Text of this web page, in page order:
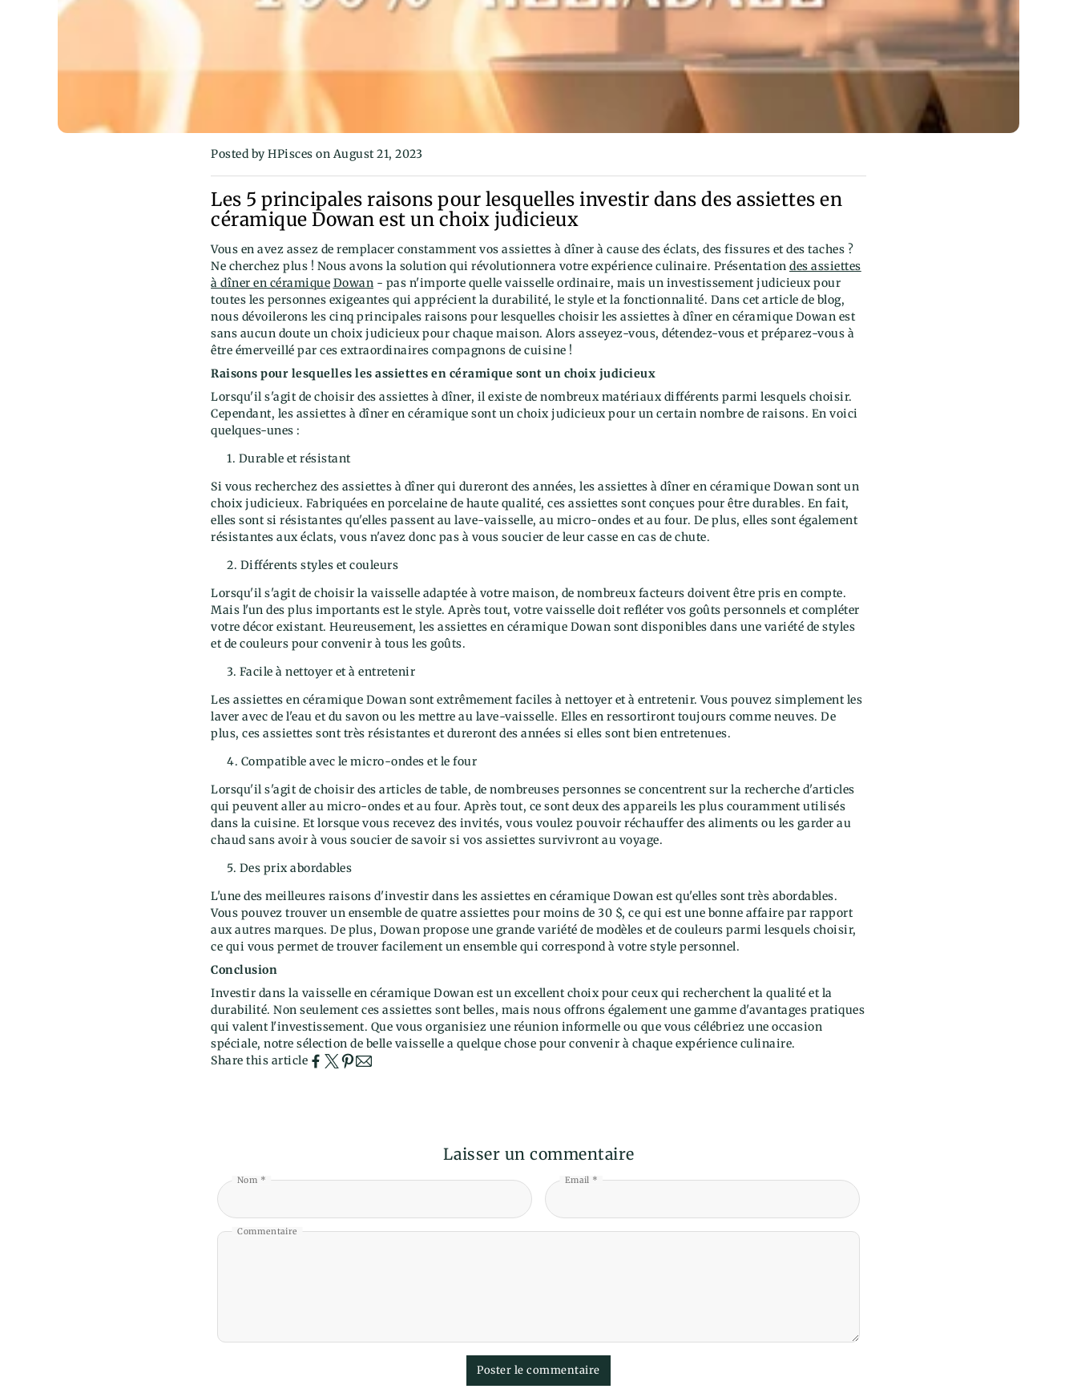
Posted by HPisces on August 21, 2023
Les 5 principales raisons pour lesquelles investir dans des assiettes en
céramique Dowan est un choix judicieux
Vous en avez assez de remplacer constamment vos assiettes à dîner à cause des éclats, des fissures et des taches ?
Ne cherchez plus ! Nous avons la solution qui révolutionnera votre expérience culinaire. Présentation des assiettes
à dîner en céramique Dowan - pas n'importe quelle vaisselle ordinaire, mais un investissement judicieux pour
toutes les personnes exigeantes qui apprécient la durabilité, le style et la fonctionnalité. Dans cet article de blog,
nous dévoilerons les cinq principales raisons pour lesquelles choisir les assiettes à dîner en céramique Dowan est
sans aucun doute un choix judicieux pour chaque maison. Alors asseyez-vous, détendez-vous et préparez-vous à
être émerveillé par ces extraordinaires compagnons de cuisine !
Raisons pour lesquelles les assiettes en céramique sont un choix judicieux
Lorsqu'il s'agit de choisir des assiettes à dîner, il existe de nombreux matériaux différents parmi lesquels choisir.
Cependant, les assiettes à dîner en céramique sont un choix judicieux pour un certain nombre de raisons. En voici
quelques-unes :
Durable et résistant
Si vous recherchez des assiettes à dîner qui dureront des années, les assiettes à dîner en céramique Dowan sont un
choix judicieux. Fabriquées en porcelaine de haute qualité, ces assiettes sont conçues pour être durables. En fait,
elles sont si résistantes qu'elles passent au lave-vaisselle, au micro-ondes et au four. De plus, elles sont également
résistantes aux éclats, vous n'avez donc pas à vous soucier de leur casse en cas de chute.
Différents styles et couleurs
Lorsqu'il s'agit de choisir la vaisselle adaptée à votre maison, de nombreux facteurs doivent être pris en compte.
Mais l'un des plus importants est le style. Après tout, votre vaisselle doit refléter vos goûts personnels et compléter
votre décor existant. Heureusement, les assiettes en céramique Dowan sont disponibles dans une variété de styles
et de couleurs pour convenir à tous les goûts.
Facile à nettoyer et à entretenir
Les assiettes en céramique Dowan sont extrêmement faciles à nettoyer et à entretenir. Vous pouvez simplement les
laver avec de l'eau et du savon ou les mettre au lave-vaisselle. Elles en ressortiront toujours comme neuves. De
plus, ces assiettes sont très résistantes et dureront des années si elles sont bien entretenues.
Compatible avec le micro-ondes et le four
Lorsqu'il s'agit de choisir des articles de table, de nombreuses personnes se concentrent sur la recherche d'articles
qui peuvent aller au micro-ondes et au four. Après tout, ce sont deux des appareils les plus couramment utilisés
dans la cuisine. Et lorsque vous recevez des invités, vous voulez pouvoir réchauffer des aliments ou les garder au
chaud sans avoir à vous soucier de savoir si vos assiettes survivront au voyage.
Des prix abordables
L'une des meilleures raisons d'investir dans les assiettes en céramique Dowan est qu'elles sont très abordables.
Vous pouvez trouver un ensemble de quatre assiettes pour moins de 30 $, ce qui est une bonne affaire par rapport
aux autres marques. De plus, Dowan propose une grande variété de modèles et de couleurs parmi lesquels choisir,
ce qui vous permet de trouver facilement un ensemble qui correspond à votre style personnel.
Conclusion
Investir dans la vaisselle en céramique Dowan est un excellent choix pour ceux qui recherchent la qualité et la
durabilité. Non seulement ces assiettes sont belles, mais nous offrons également une gamme d'avantages pratiques
qui valent l'investissement. Que vous organisiez une réunion informelle ou que vous célébriez une occasion
spéciale, notre sélection de belle vaisselle a quelque chose pour convenir à chaque expérience culinaire.
Share this article
Laisser un commentaire
Nom * Email *
Commentaire